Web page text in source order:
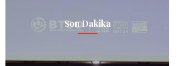
Son Dakika